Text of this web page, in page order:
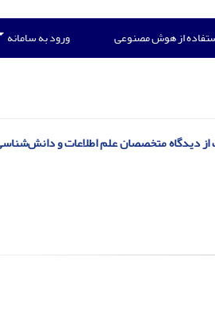
از هوش مصنوعی ورود به سامانه
دیدگاه متخصصان علم اطلاعات و